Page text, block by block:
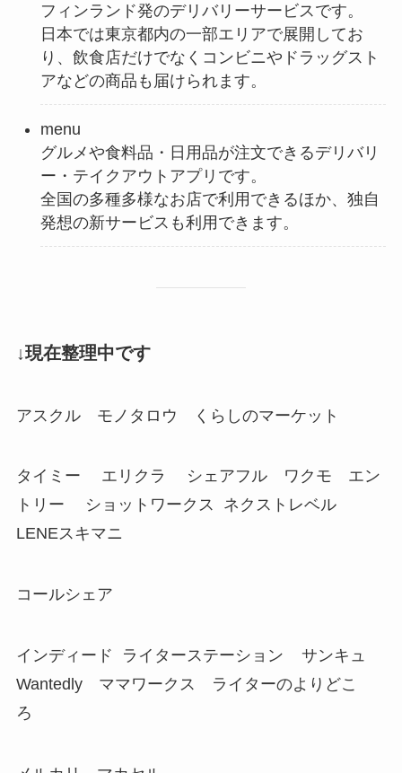
フィンランド発のデリバリーサービスです。
日本では東京都内の一部エリアで展開してお
り、飲食店だけでなくコンビニやドラッグスト
アなどの商品も届けられます。
menu
グルメや食料品・日用品が注文できるデリバリ
ー・テイクアウトアプリです。
全国の多種多様なお店で利用できるほか、独自
発想の新サービスも利用できます。
↓現在整理中です
アスクル モノタロウ くらしのマーケット
タイミー エリクラ シェアフル ワクモ エン
トリー ショットワークス ネクストレベル
LENEスキマニ
コールシェア
インディード ライターステーション サンキュ
Wantedly ママワークス ライターのよりどこ
ろ